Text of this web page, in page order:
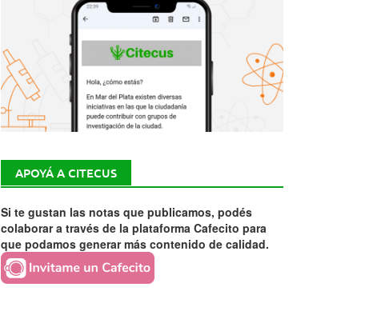
APOYÁ A CITECUS
Si te gustan las notas que publicamos, podés
colaborar a través de la plataforma Cafecito para
que podamos generar más contenido de calidad.